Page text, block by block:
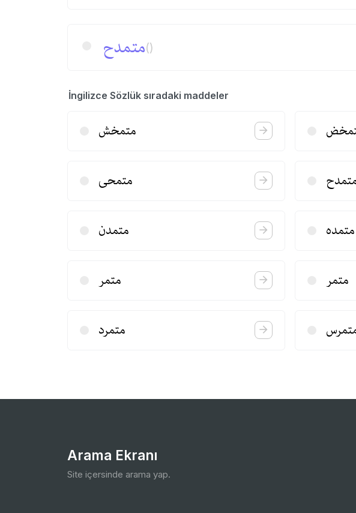
متمدح()
İngilizce Sözlük sıradaki maddeler
متمخش
متمحی
متمدن متمده
متمر متمر
متمرد
Arama Ekranı
Site içersinde arama yap.